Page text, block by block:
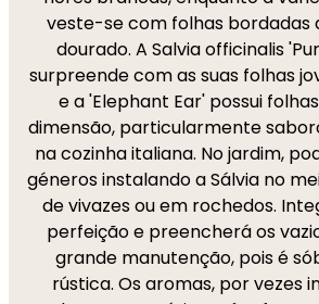
veste-se com folhas bordadas
dourado. A Salvia officinalis
surpreende com as suas folhas
e a 'Elephant Ear' possui
dimensão, particularmente
na cozinha italiana. No jardim,
géneros instalando a Sálvia no
de vivazes ou em rochedos.
perfeição e preencherá os
grande manutenção, pois é
rústica. Os aromas, por vezes